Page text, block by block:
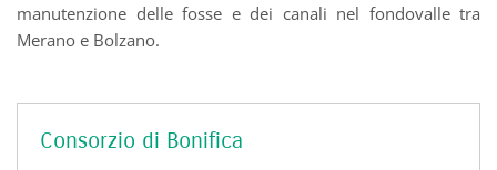
manutenzione delle fosse e dei canali nel fondovalle tra
Merano e Bolzano.
Consorzio di Bonifica